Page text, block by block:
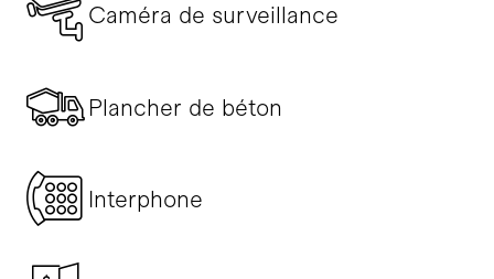
Caméra de surveillance
Plancher de béton
Interphone